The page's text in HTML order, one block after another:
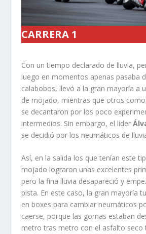
CARRERA 1
Con un tiempo declarado de lluvia,
luego en momentos apenas pasaba
calabobos, llevó a la gran mayoría a
de mojado, mientras que otros como
se decantaron por los poco
intermedios. Sin embargo, el líder
se decidió por los neumáticos de
Así, en la salida los que tenían este
mojado lograron unas excelentes
pero la fina lluvia desapareció y
pista. En este caso, la gran mayoría
en boxes para cambiar neumáticos
caerse, porque las gomas estaban
metro tras metro con el asfalto seco